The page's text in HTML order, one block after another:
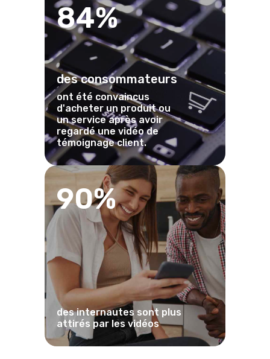
84%
des consommateurs
ont été convaincus
d'acheter un produit ou
un service après avoir
regardé une vidéo de
témoignage client.
90%
des internautes sont plus
attirés par les vidéos